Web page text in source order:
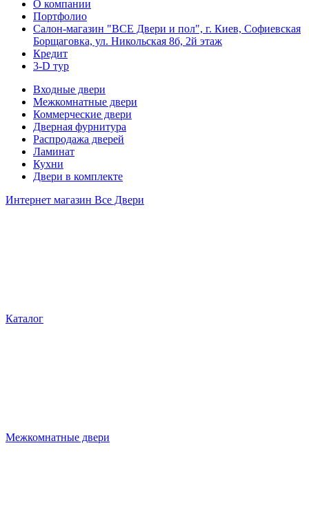
О компании
Портфолио
Салон-магазин "ВСЕ Двери и пол", г. Киев, Софиевская
Борщаговка, ул. Никольская 8б, 2й этаж
Кредит
3-D тур
Входные двери
Межкомнатные двери
Коммерческие двери
Дверная фурнитура
Распродажа дверей
Ламинат
Кухни
Двери в комплекте
Интернет магазин Все Двери
Каталог
Межкомнатные двери